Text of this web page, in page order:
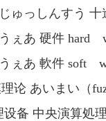
ゅっしんすう
ぇあ 硬件 hard
ぇあ 軟件 soft
论 あいまい（
设备 中央演算